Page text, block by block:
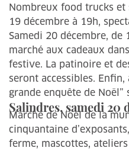
Nombreux food trucks et
19 décembre à 19h,
Samedi 20 décembre, de
marché aux cadeaux
festive. La patinoire et
seront accessibles. Enfin,
grande enquête de Noël”
Salindres, samedi 20
Marché de Noël de la
cinquantaine
ferme, mascottes,